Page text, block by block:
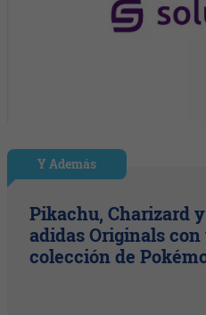
Y Además
Pikachu, Charizard
adidas Originals
colección de